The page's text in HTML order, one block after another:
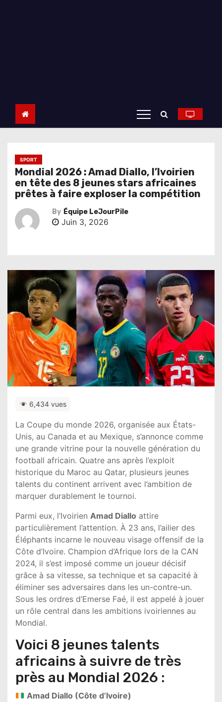
SPORT
Mondial 2026 : Amad Diallo, l’Ivoirien
en tête des 8 jeunes stars africaines
prêtes à faire exploser la compétition
By Équipe LeJourPile
Juin 3, 2026
6,434 vues
La Coupe du monde 2026, organisée aux États-
Unis, au Canada et au Mexique, s’annonce comme
une grande vitrine pour la nouvelle génération du
football africain. Quatre ans après l’exploit
historique du Maroc au Qatar, plusieurs jeunes
talents du continent arrivent avec l’ambition de
marquer durablement le tournoi.
Parmi eux, l’Ivoirien Amad Diallo attire
particulièrement l’attention. À 23 ans, l’ailier des
Éléphants incarne le nouveau visage offensif de la
Côte d’Ivoire. Champion d’Afrique lors de la CAN
2024, il s’est imposé comme un joueur décisif
grâce à sa vitesse, sa technique et sa capacité à
éliminer ses adversaires dans les un-contre-un.
Sous les ordres d’Emerse Faé, il est appelé à jouer
un rôle central dans les ambitions ivoiriennes au
Mondial.
Voici 8 jeunes talents
africains à suivre de très
près au Mondial 2026 :
Amad Diallo (Côte d’Ivoire)